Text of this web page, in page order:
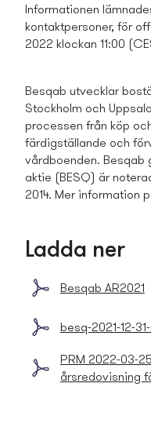
Informationen
kontaktpersoner, för
2022 klockan 11:00
Besqab utvecklar
Stockholm och
processen från köp
färdigställande och
vårdboenden. Besqab
aktie (BESQ) är
2014. Mer information
Ladda ner
Besqab AR2021
besq-2021-12-
PRM 2022-03-
årsredovisning